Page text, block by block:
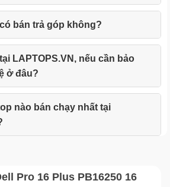
bán trả góp không?
LAPTOPS.VN, nếu cần bảo
ở đâu?
nào bán chạy nhất tại
Pro 16 Plus PB16250 16